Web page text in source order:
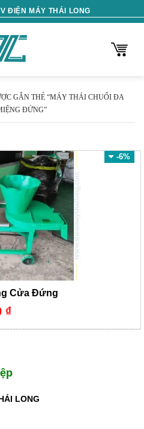
ĐIỆN MÁY THÁI LONG
GẮN THẺ “MÁY THÁI CHUỐI ĐA
ĐỨNG”
-6%
Cửa Đứng
₫Giá
hiện
là:
LONG